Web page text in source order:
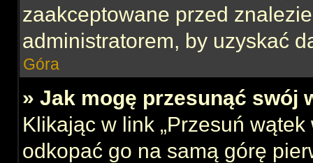
zaakceptowane przed
administratorem, by uzyskać
Góra
» Jak mogę przesunąć swój
Klikając w link „Przesuń
odkopać go na samą górę